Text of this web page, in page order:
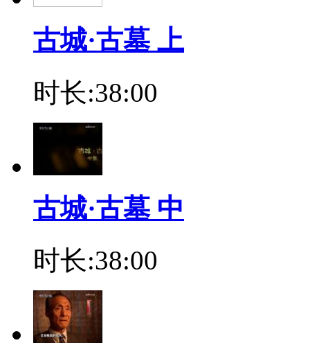
古城·古墓 上
时长:38:00
古城·古墓 中
时长:38:00